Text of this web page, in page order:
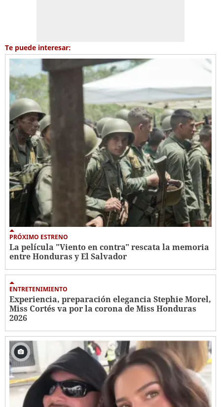
Te puede interesar:
PRÓXIMO ESTRENO
La película "Viento en contra" rescata la memoria
entre Honduras y El Salvador
ENTRETENIMIENTO
Experiencia, preparación elegancia Stephie Morel,
Miss Cortés va por la corona de Miss Honduras
2026